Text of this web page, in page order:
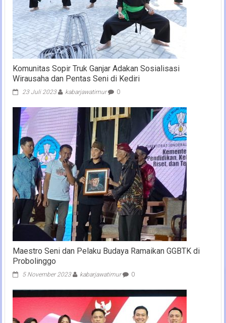
Komunitas Sopir Truk Ganjar Adakan Sosialisasi
Wirausaha dan Pentas Seni di Kediri
23 Juli 2023 kabarjawatimur 0
Maestro Seni dan Pelaku Budaya Ramaikan GGBTK di
Probolinggo
5 November 2023 kabarjawatimur 0